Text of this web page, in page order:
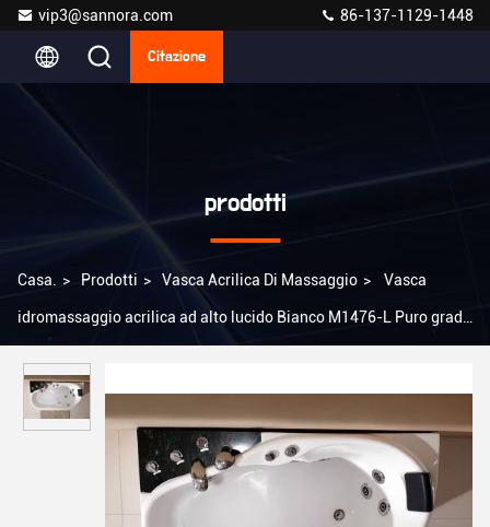
vip3@sannora.com 86-137-1129-1448
Citazione
prodotti
Casa. > Prodotti > Vasca Acrilica Di Massaggio > Vasca
idromassaggio acrilica ad alto lucido Bianco M1476-L Puro grado